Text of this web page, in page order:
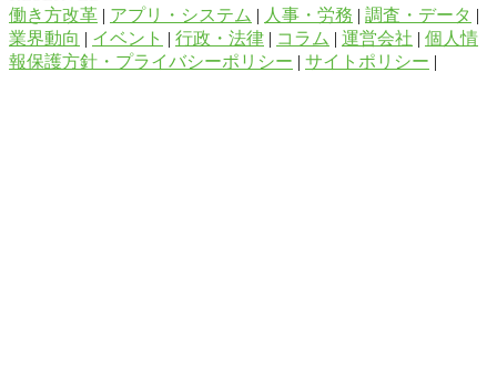
働き方改革 | アプリ・システム | 人事・労務 | 調査・データ |
業界動向 | イベント | 行政・法律 | コラム | 運営会社 | 個人情
報保護方針・プライバシーポリシー | サイトポリシー |